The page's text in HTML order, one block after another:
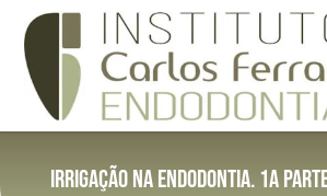
Irrigação na endodontia. 1a